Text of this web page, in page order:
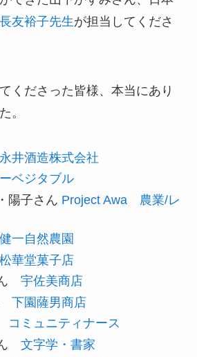
長友​裕子先生が担当してくださ
くださった皆様、本当にあり
。
永井酒造株式会社
ベジタブル
陽子さん Project Awa 農業/レ
健一自然農園
松華堂菓子店
ん宇佐美商店
下園薩男商店
コミュニティナース
ん文字学・書家